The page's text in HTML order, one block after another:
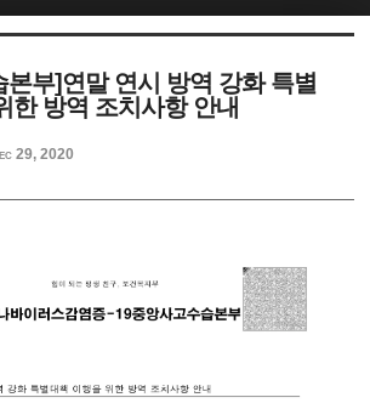
본부]연말 연시 방역 강화 특별
한 방역 조치사항 안내
29, 2020
스케치북5
스케치북5